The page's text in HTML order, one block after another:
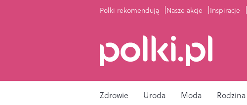
Polki rekomendują Nasze akcje Inspiracje
Zdrowie Uroda Moda Rodzina